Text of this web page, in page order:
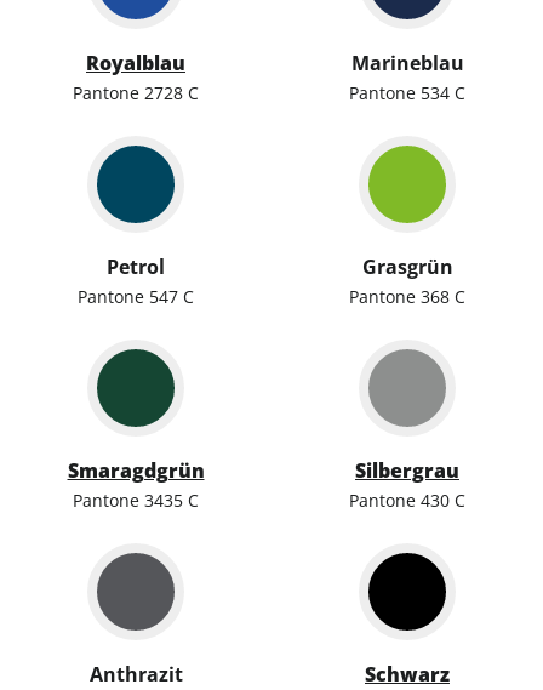
Royalblau
Pantone 2728 C
Marineblau
Pantone 534 C
Petrol
Pantone 547 C
Grasgrün
Pantone 368 C
Smaragdgrün
Pantone 3435 C
Silbergrau
Pantone 430 C
Anthrazit Schwarz